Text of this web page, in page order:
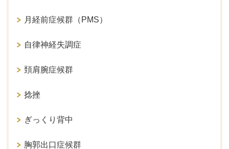
月経前症候群（PMS）
自律神経失調症
頚肩腕症候群
捻挫
ぎっくり背中
胸郭出口症候群